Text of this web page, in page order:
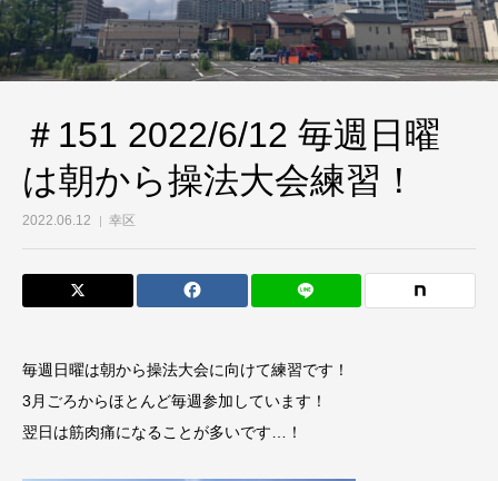
＃151 2022/6/12 毎週日曜
は朝から操法大会練習！
2022.06.12 幸区
毎週日曜は朝から操法大会に向けて練習です！
3月ごろからほとんど毎週参加しています！
翌日は筋肉痛になることが多いです…！